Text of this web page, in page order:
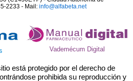
2233 - Mail: info@alfabeta.net
Vademécum Digital
está protegido por el derecho de
prohibida su reproducción y